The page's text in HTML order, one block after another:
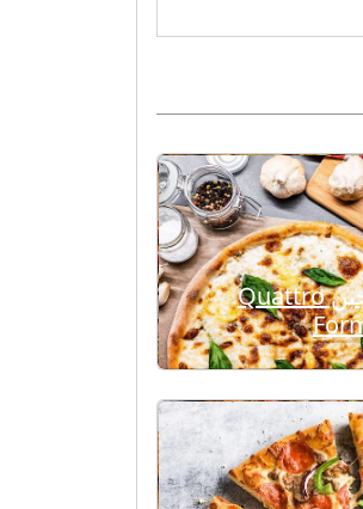
بيتزا الجبن Quattro